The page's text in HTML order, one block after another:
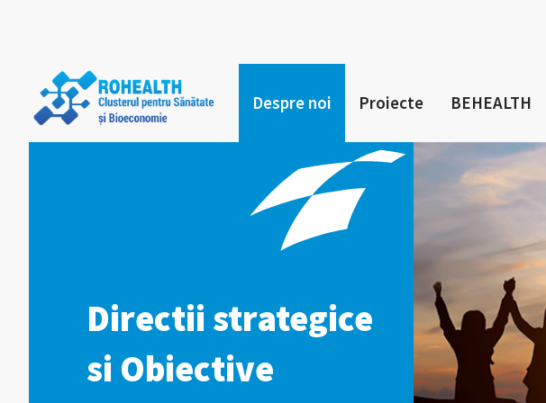
Despre noi Proiecte BEHEALTH
Directii strategice
si Obiective